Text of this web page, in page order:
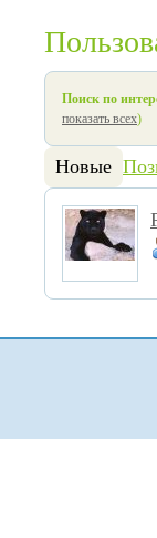
Поиск по
показать всех)
Новые